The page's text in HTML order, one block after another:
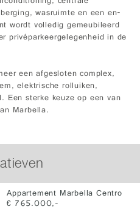
wasruimte en een en-
wordt volledig gemeubileerd
privéparkeergelegenheid in de
een afgesloten complex,
elektrische rolluiken,
Een sterke keuze op een van
Marbella.
Appartement Marbella Centro
€ 765.000,-